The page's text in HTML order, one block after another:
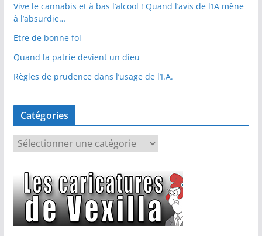
Vive le cannabis et à bas l’alcool ! Quand l’avis de l’IA mène
à l’absurdie…
Etre de bonne foi
Quand la patrie devient un dieu
Règles de prudence dans l’usage de l’I.A.
Catégories
é
g
o
r